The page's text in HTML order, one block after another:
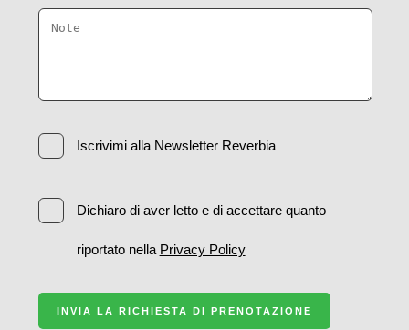
Iscrivimi alla Newsletter Reverbia
Dichiaro di aver letto e di accettare quanto
riportato nella Privacy Policy
INVIA LA RICHIESTA DI PRENOTAZIONE